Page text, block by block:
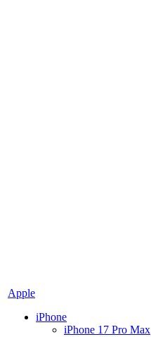
Apple
iPhone
iPhone 17 Pro Max